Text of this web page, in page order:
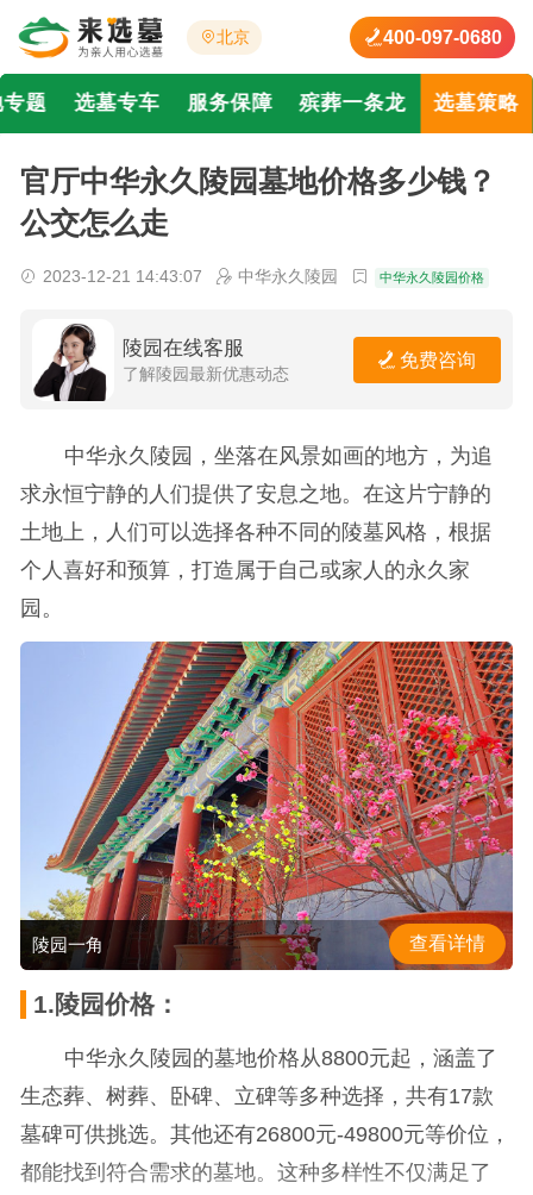
北京 400-097-0680
题 选墓专车 服务保障 殡葬一条龙 选墓策略
官厅中华永久陵园墓地价格多少钱？
公交怎么走
2023-12-21 14:43:07 中华永久陵园 中华永久陵园价格
陵园在线客服
了解陵园最新优惠动态
免费咨询
中华永久陵园，坐落在风景如画的地方，为追
求永恒宁静的人们提供了安息之地。在这片宁静的
土地上，人们可以选择各种不同的陵墓风格，根据
个人喜好和预算，打造属于自己或家人的永久家
园。
陵园一角 查看详情
1.陵园价格：
中华永久陵园的墓地价格从8800元起，涵盖了
生态葬、树葬、卧碑、立碑等多种选择，共有17款
墓碑可供挑选。其他还有26800元-49800元等价位，
都能找到符合需求的墓地。这种多样性不仅满足了